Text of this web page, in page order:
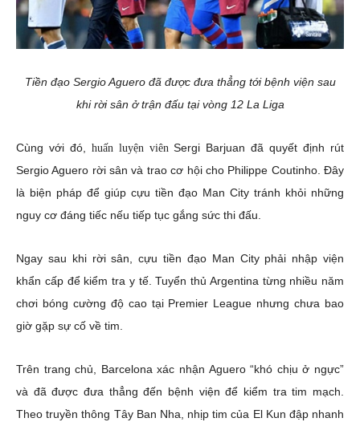
Tiền đạo Sergio Aguero đã được đưa thẳng tới bệnh viện sau
khi rời sân ở trận đấu tại vòng 12 La Liga
Cùng với đó, huấn luyện viênSergi Barjuan đã quyết định rút
Sergio Aguero rời sân và trao cơ hội cho Philippe Coutinho. Đây
là biện pháp để giúp cựu tiền đạo Man City tránh khỏi những
nguy cơ đáng tiếc nếu tiếp tục gắng sức thi đấu.
Ngay sau khi rời sân, cựu tiền đạo Man City phải nhập viện
khẩn cấp để kiểm tra y tế. Tuyển thủ Argentina từng nhiều năm
chơi bóng cường độ cao tại Premier League nhưng chưa bao
giờ gặp sự cố về tim.
Trên trang chủ, Barcelona xác nhận Aguero “khó chịu ở ngực”
và đã được đưa thẳng đến bệnh viện để kiểm tra tim mạch.
Theo truyền thông Tây Ban Nha, nhịp tim của El Kun đập nhanh